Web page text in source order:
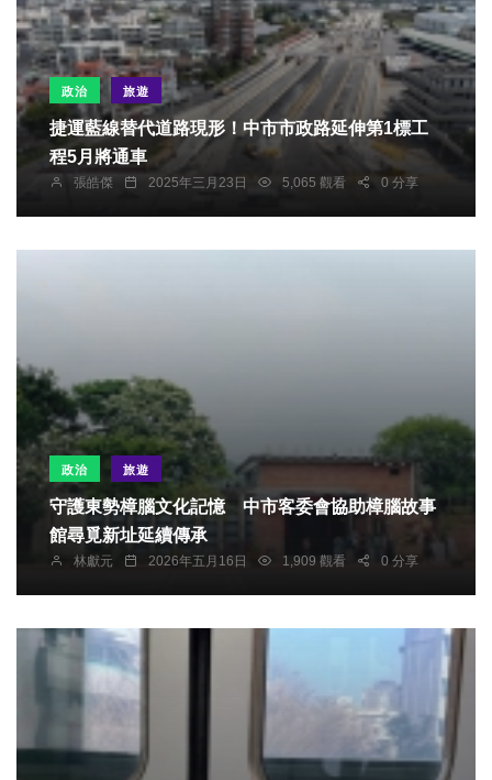
政治 旅遊
捷運藍線替代道路現形！中市市政路延伸第1標工
程5月將通車
張皓傑 2025年三月23日 5,065 觀看 0 分享
政治 旅遊
守護東勢樟腦文化記憶 中市客委會協助樟腦故事
館尋覓新址延續傳承
林獻元 2026年五月16日 1,909 觀看 0 分享